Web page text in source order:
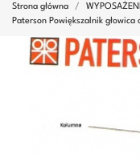
Strona główna
Paterson Powiększalnik